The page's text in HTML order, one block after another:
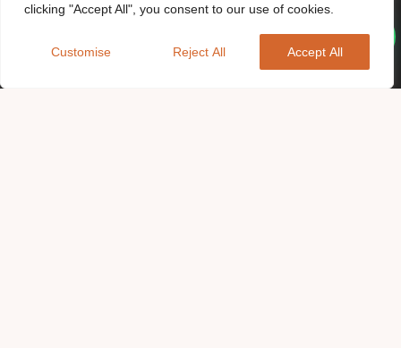
clicking "Accept All", you consent to our use of cookies.
Customise Reject All Accept All